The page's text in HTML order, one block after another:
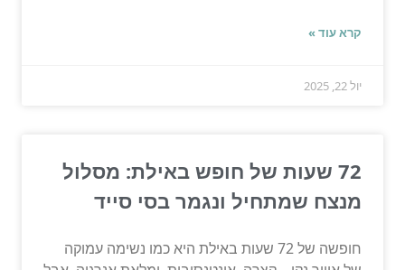
קרא עוד »
יול 22, 2025
72 שעות של חופש באילת: מסלול
מנצח שמתחיל ונגמר בסי סייד
חופשה של 72 שעות באילת היא כמו נשימה עמוקה